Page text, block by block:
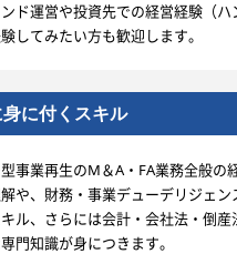
ンド運営や投資先での経営経験（
してみたい方も歓迎します。
身に付くスキル
事業再生のM＆A・FA業務全般の
や、財務・事業デューデリジェ
ル、さらには会計・会社法・倒産
門知識が身につきます。